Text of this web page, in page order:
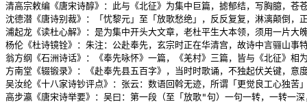
清高宗敕编《唐宋诗醇》：此与《北征》为集中巨篇，摅郁结，写胸臆，
沈德潜《唐诗别裁》：「忧黎元」至「放歌愁绝」，反反复复，淋漓颠倒，
浦起龙《读杜心解》：是为集中开头大文章，老杜平生大本领，须用一片
杨伦《杜诗镜铨》：朱注：公赴奉先，玄宗时正在华清宫，故诗中言骊山
翁方纲《石洲诗话》：《奉先咏怀》一篇，《羌村》三篇，皆与《北征》
方南堂《辍锻录》：《赴奉先县五百字》，当时时歌诵，不独起伏关键，
吴汝纶《十八家诗钞评点》：张云：数语回斡无迹，所谓「更觉良工心独苦
高步瀛《唐宋诗举要》：吴曰：第一段（至「放歌"句）一句一转，一转一